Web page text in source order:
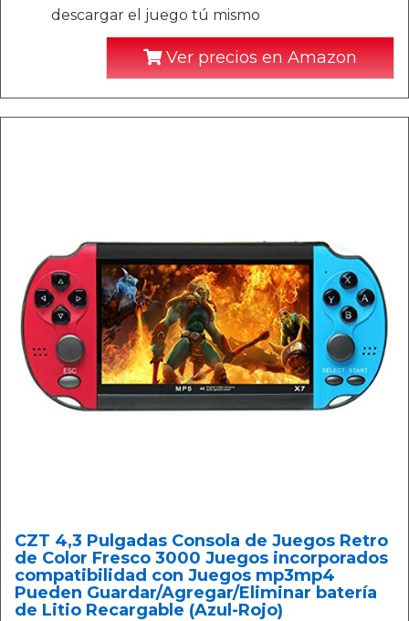
descargar el juego tú mismo
Ver precios en Amazon
CZT 4,3 Pulgadas Consola de Juegos Retro
de Color Fresco 3000 Juegos incorporados
compatibilidad con Juegos mp3mp4
Pueden Guardar/Agregar/Eliminar batería
de Litio Recargable (Azul-Rojo)